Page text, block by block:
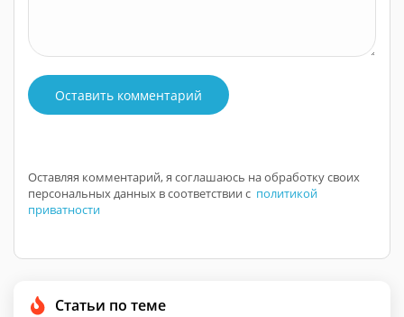
Оставить комментарий
Оставляя комментарий, я соглашаюсь на обработку своих
персональных данных в соответствии с политикой
приватности
Статьи по теме